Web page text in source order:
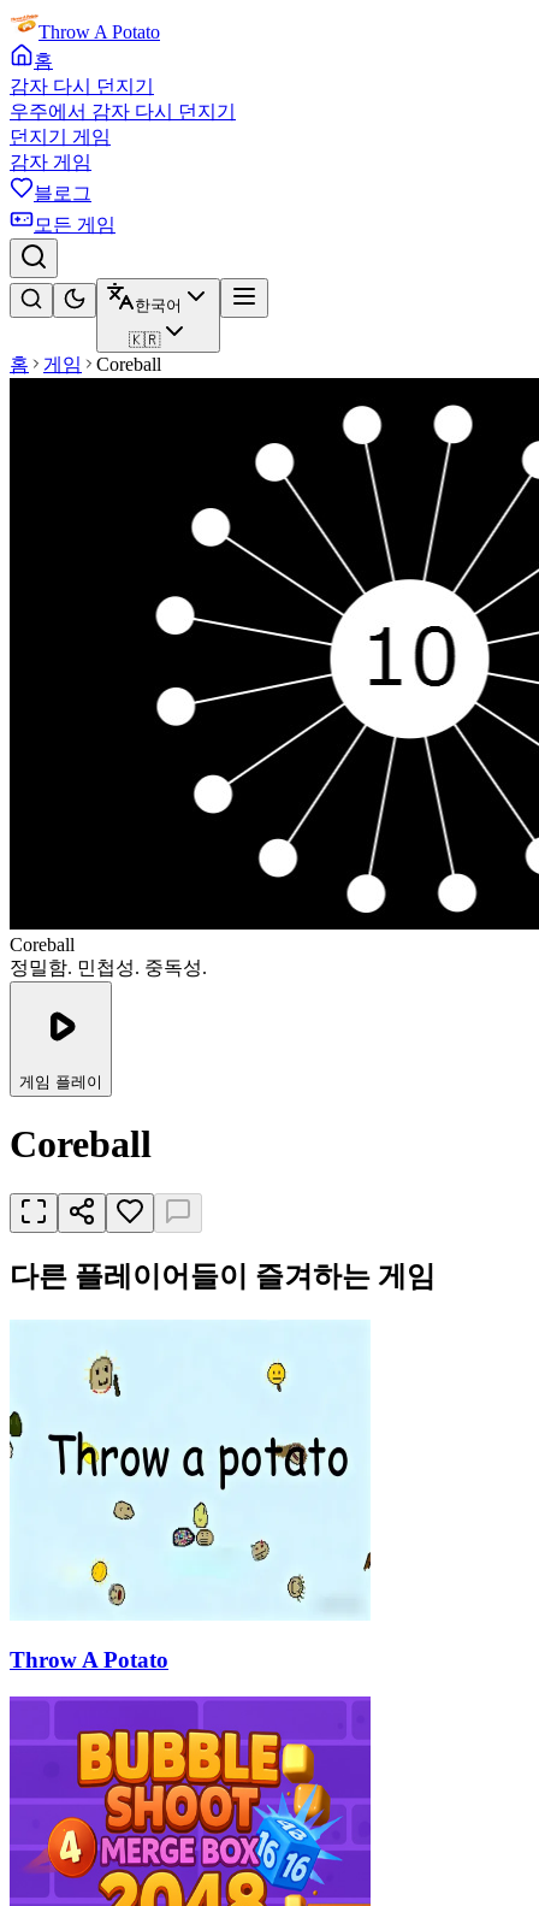
Throw A Potato
홈
감자 다시 던지기
우주에서 감자 다시 던지기
던지기 게임
감자 게임
블로그
모든 게임
한국어
🇰🇷
홈 게임 Coreball
Coreball
정밀함. 민첩성. 중독성.
게임 플레이
Coreball
다른 플레이어들이 즐겨하는 게임
Throw A Potato